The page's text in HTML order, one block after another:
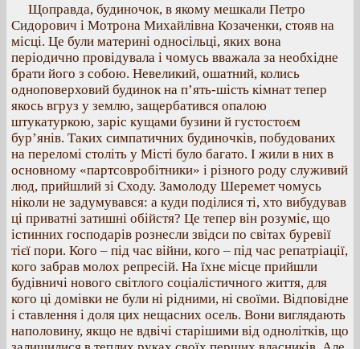
Щоправда, будиночок, в якому мешкали Петро
Сидорович і Мотрона Михайлівна Козаченки, стояв на
місці. Це були материні односільці, яких вона
періодично провідувала і чомусь вважала за необхідне
брати його з собою. Невеликий, ошатний, колись
одноповерховий будинок на п’ять-шість кімнат тепер
якось вгруз у землю, защербатився опалою
штукатуркою, заріс кущами бузини й густостоєм
бур’янів. Таких симпатичних будиночків, побудованих
на переломі століть у Місті було багато. І жили в них в
основному «партсовробітники» і різного роду служивий
люд, прийшлий зі Сходу. Замолоду Шеремет чомусь
ніколи не задумувався: а куди поділися ті, хто вибудував
ці приватні затишні обійстя? Це тепер він розуміє, що
істинних господарів рознесли звідси по світах буревії
тієї пори. Кого – під час війни, кого – під час репатріації,
кого забрав молох репресій. На їхнє місце прийшли
будівничі нового світлого соціалістичного життя, для
кого ці домівки не були ні рідними, ні своїми. Відповідне
і ставлення і доля цих нещасних осель. Вони виглядають
наполовину, якщо не вдвічі старішими від однолітків, що